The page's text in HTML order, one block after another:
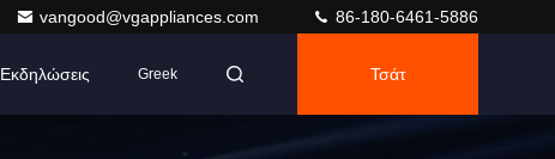
vangood@vgappliances.com 86-180-6461-5886
Εκδηλώσεις Greek Τσάτ